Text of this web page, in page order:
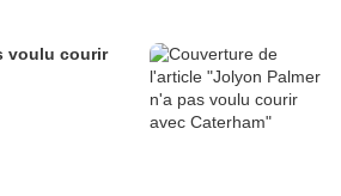
voulu courir